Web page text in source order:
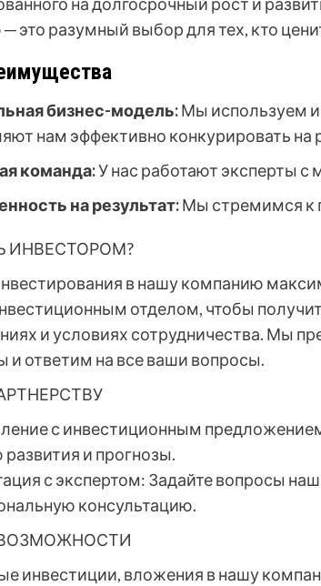
это разумный выбор для тех, кто
бизнес-модель:Мы используем
нам эффективно конкурировать на
команда:У нас работают эксперты
на результат:Мы стремимся к
ИНВЕСТОРОМ?
в нашу компанию
отделом, чтобы
и условиях сотрудничества. Мы
и ответим на все ваши вопросы.
с инвестиционным
развития и прогнозы.
с экспертом: Задайте вопросы
консультацию.
инвестиции, вложения в нашу